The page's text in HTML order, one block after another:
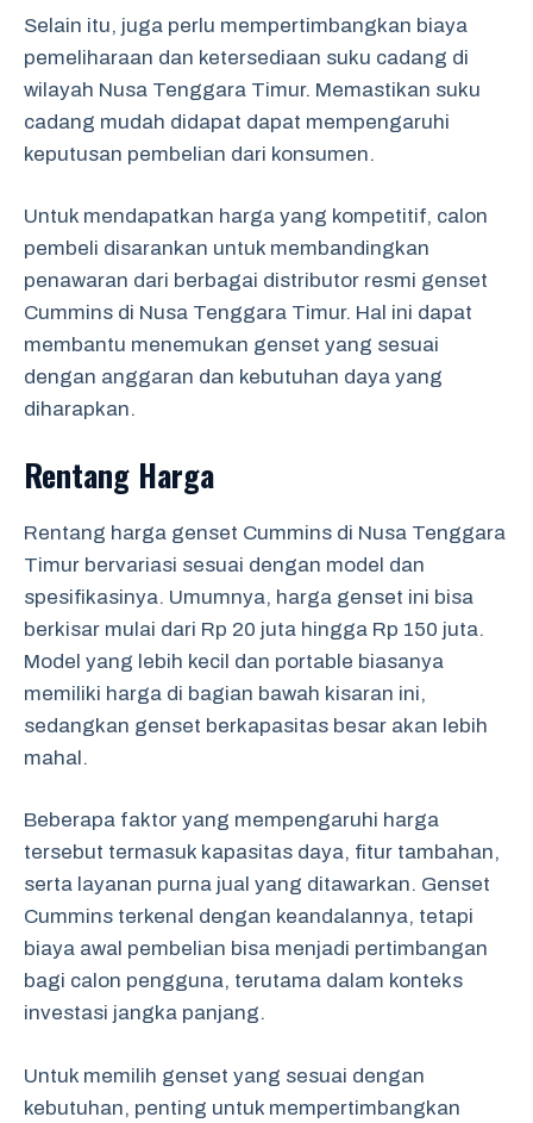
Selain itu, juga perlu mempertimbangkan biaya
pemeliharaan dan ketersediaan suku cadang di
wilayah Nusa Tenggara Timur. Memastikan suku
cadang mudah didapat dapat mempengaruhi
keputusan pembelian dari konsumen.
Untuk mendapatkan harga yang kompetitif, calon
pembeli disarankan untuk membandingkan
penawaran dari berbagai distributor resmi genset
Cummins di Nusa Tenggara Timur. Hal ini dapat
membantu menemukan genset yang sesuai
dengan anggaran dan kebutuhan daya yang
diharapkan.
Rentang Harga
Rentang harga genset Cummins di Nusa Tenggara
Timur bervariasi sesuai dengan model dan
spesifikasinya. Umumnya, harga genset ini bisa
berkisar mulai dari Rp 20 juta hingga Rp 150 juta.
Model yang lebih kecil dan portable biasanya
memiliki harga di bagian bawah kisaran ini,
sedangkan genset berkapasitas besar akan lebih
mahal.
Beberapa faktor yang mempengaruhi harga
tersebut termasuk kapasitas daya, fitur tambahan,
serta layanan purna jual yang ditawarkan. Genset
Cummins terkenal dengan keandalannya, tetapi
biaya awal pembelian bisa menjadi pertimbangan
bagi calon pengguna, terutama dalam konteks
investasi jangka panjang.
Untuk memilih genset yang sesuai dengan
kebutuhan, penting untuk mempertimbangkan